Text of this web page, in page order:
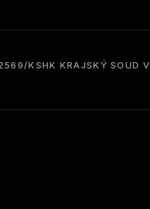
KSHK KRAJSKÝ SOUD V